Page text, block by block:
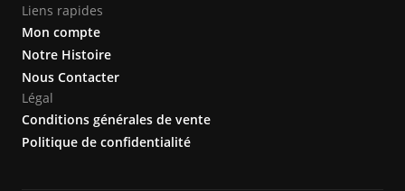
Liens rapides
Mon compte
Notre Histoire
Nous Contacter
Légal
Conditions générales de vente
Politique de confidentialité